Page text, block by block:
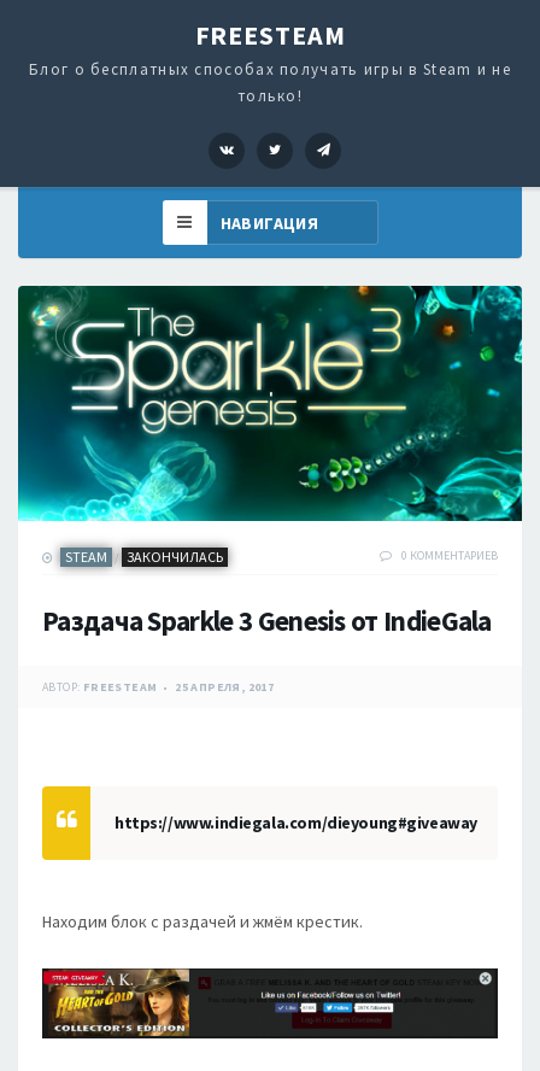
FREESTEAM
Блог о бесплатных способах получать игры в Steam и не
только!
VK Twitter
STEAM / ЗАКОНЧИЛАСЬ 0 КОММЕНТАРИЕВ
Раздача Sparkle 3 Genesis от IndieGala
АВТОР: FREESTEAM 25 АПРЕЛЯ, 2017
https://www.indiegala.com/dieyoung#giveaway
Находим блок с раздачей и жмём крестик.